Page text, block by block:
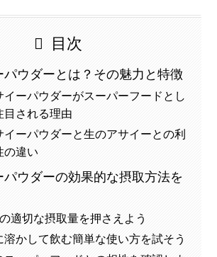
目次
パウダーとは？その魅力と特徴
イーパウダーがスーパーフードとし
目される理由
イーパウダーと生のアサイーとの利
の違い
パウダーの効果的な摂取方法を
適切な摂取量を押さえよう
溶かして飲む簡単な使い方を試そう